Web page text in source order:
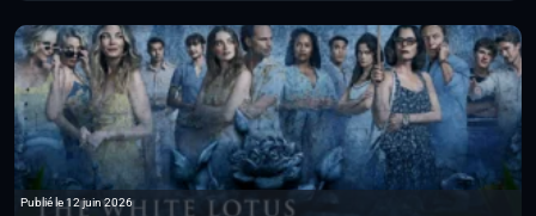
Publié le 12 juin 2026